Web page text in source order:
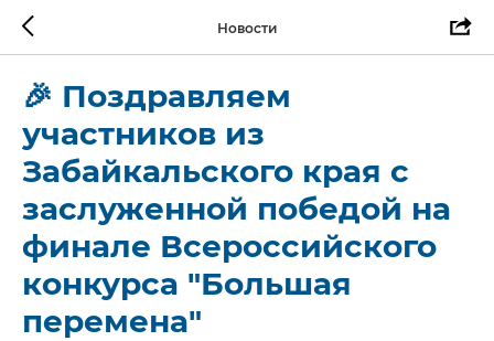
Новости
🎉 Поздравляем
участников из
Забайкальского края с
заслуженной победой на
финале Всероссийского
конкурса "Большая
перемена"